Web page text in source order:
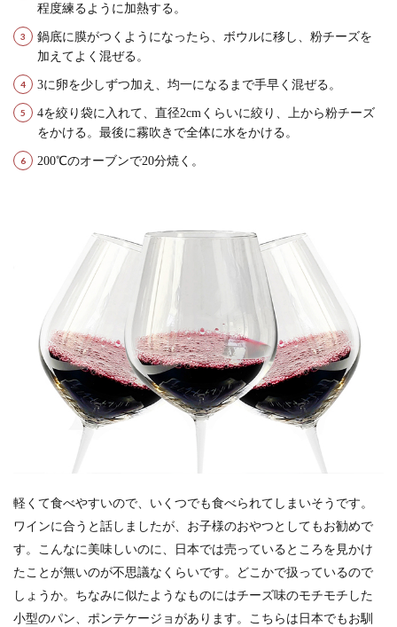
程度練るように加熱する。
鍋底に膜がつくようになったら、ボウルに移し、粉チーズを
加えてよく混ぜる。
3に卵を少しずつ加え、均一になるまで手早く混ぜる。
4を絞り袋に入れて、直径2cmくらいに絞り、上から粉チーズ
をかける。最後に霧吹きで全体に水をかける。
200℃のオーブンで20分焼く。
軽くて食べやすいので、いくつでも食べられてしまいそうです。
ワインに合うと話しましたが、お子様のおやつとしてもお勧めで
す。こんなに美味しいのに、日本では売っているところを見かけ
たことが無いのが不思議なくらいです。どこかで扱っているので
しょうか。ちなみに似たようなものにはチーズ味のモチモチした
小型のパン、ポンテケージョがあります。こちらは日本でもお馴